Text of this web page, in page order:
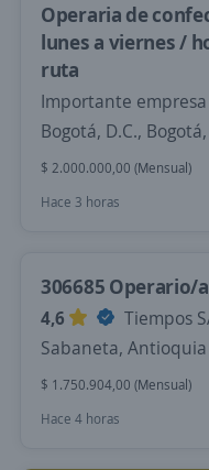
Operaria de
lunes a viernes /
ruta
Importante
Bogotá, D.C., Bogotá,
$ 2.000.000,00 (Mensual)
Hace 3 horas
306685 Operario/
4,6
Tiempos
Sabaneta, Antioquia
$ 1.750.904,00 (Mensual)
Hace 4 horas